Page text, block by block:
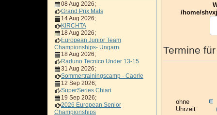
08 Aug 2026;
Grand Prix Mals
14 Aug 2026;
KIRCHTA
18 Aug 2026;
European Junior Team
Championships- Ungarn
18 Aug 2026;
Raduno Tecnico Under 13-15
31 Aug 2026;
Sommertrainingscamp - Caorle
12 Sep 2026;
SuperSeries Chiari
19 Sep 2026;
2026 European Senior
Championships
/home/
Termine für
ohne
Uhrzeit